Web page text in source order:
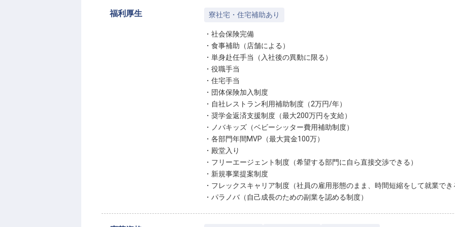
福利厚生 寮社宅・住宅補助あり
・社会保険完備
・食事補助（店舗による）
・単身赴任手当（入社後の異動に限る）
・役職手当
・住宅手当
・団体保険加入制度
・自社レストラン利用補助制度（2万円/年）
・奨学金返済支援制度（最大200万円を支給）
・ノバキッズ（ベビーシッター費用補助制度）
・各部門年間MVP（最大賞金100万）
・殿堂入り
・フリーエージェント制度（希望する部門に自ら直接交渉できる）
・新規事業提案制度
・フレックスキャリア制度（社員の雇用形態のまま、時間短縮をして就業でき
・パラノバ（自己成長のための副業を認める制度）